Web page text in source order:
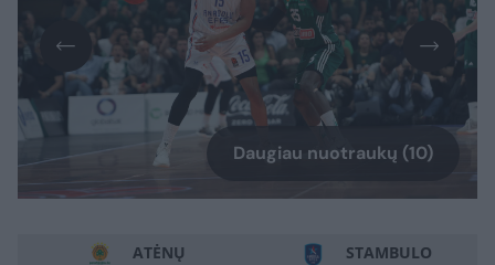
Daugiau nuotraukų (10)
ATĖNŲ
STAMBULO